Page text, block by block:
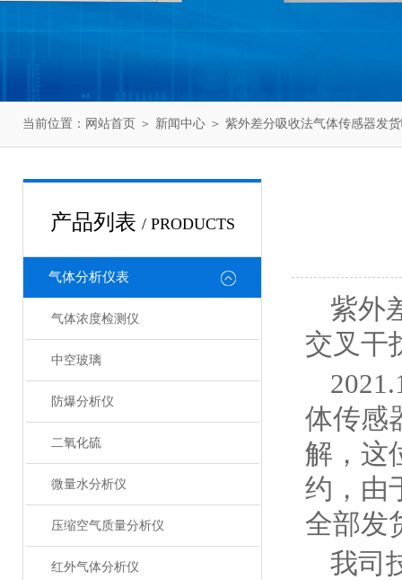
当前位置： 网站首页 ＞ 新闻中心 ＞ 紫外差分吸收法气体传感器发
产品列表 / PRODUCTS
气体分析仪表
气体浓度检测仪
中空玻璃
防爆分析仪
二氧化硫
微量水分析仪
压缩空气质量分析仪
红外气体分析仪
紫外
交叉干
体传感
解，这
约，由
全部发
我司